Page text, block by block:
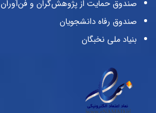
صندوق حمایت از پژوهش‌گران و فن‌آوران
صندوق رفاه دانشجویان
بنیاد ملی نخبگان